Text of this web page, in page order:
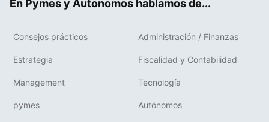
En Pymes y Autonomos hablamos de...
Consejos prácticos Administración / Finanzas
Estrategia Fiscalidad y Contabilidad
Management Tecnología
pymes Autónomos